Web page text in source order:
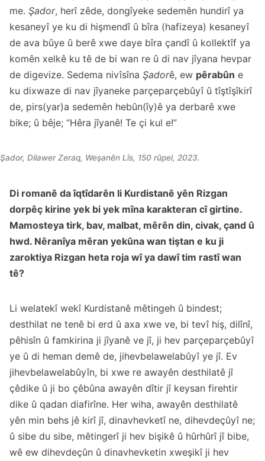
me. Şador, herî zêde, dongîyeke sedemên hundirî ya
kesaneyî ye ku di hişmendî û bîra (hafizeya) kesaneyî
de ava bûye û berê xwe daye bîra çandî û kollektîf ya
komên xelkê ku tê de bi wan re û di nav jîyana hevpar
de digevize. Sedema nivîsîna Şadorê, ew pêrabûn e
ku dixwaze di nav jîyaneke parçeparçebûyî û tîştîşîkirî
de, pirs(yar)a sedemên hebûn(îy)ê ya derbarê xwe
bike; û bêje; “Hêra jîyanê! Te çi kul e!”
Şador, Dilawer Zeraq, Weşanên Lîs, 150 rûpel, 2023.
Di romanê da îqtîdarên li Kurdistanê yên Rizgan
dorpêç kirine yek bi yek mîna karakteran cî girtine.
Mamosteya tirk, bav, malbat, mêrên din, civak, çand û
hwd. Nêranîya mêran yekûna wan tiştan e ku ji
zaroktiya Rizgan heta roja wî ya dawî tim rastî wan
tê?
Li welatekî wekî Kurdistanê mêtingeh û bindest;
desthilat ne tenê bi erd û axa xwe ve, bi tevî hiş, dilînî,
pêhisîn û famkirina ji jîyanê ve jî, ji hev parçeparçebûyî
ye û di heman demê de, jihevbelawelabûyî ye jî. Ev
jihevbelawelabûyîn, bi xwe re awayên desthilatê jî
çêdike û ji bo çêbûna awayên dîtir jî keysan firehtir
dike û qadan diafirîne. Her wiha, awayên desthilatê
yên min behs jê kirî jî, dinavhevketî ne, dihevdeçûyî ne;
û sibe du sibe, mêtingerî ji hev bişikê û hûrhûrî jî bibe,
wê ew dihevdeçûn û dinavhevketin xweşikî ji hev